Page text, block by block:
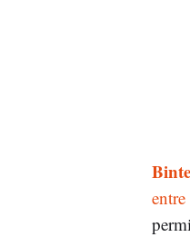
entre